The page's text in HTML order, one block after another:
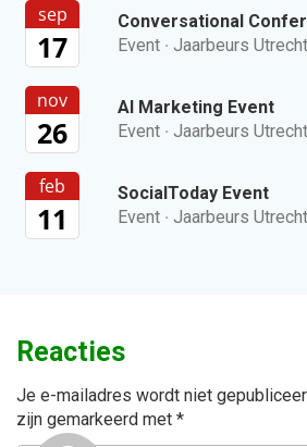
sep
17
Conversational
Event · Jaarbeurs Utrecht
nov
26
AI Marketing Event
Event · Jaarbeurs Utrecht
feb
11
SocialToday Event
Event · Jaarbeurs Utrecht
Reacties
Je e-mailadres wordt niet
zijn gemarkeerd met *